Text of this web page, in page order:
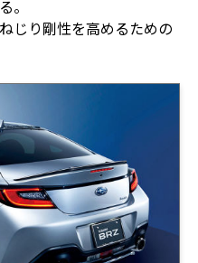
。
じり剛性を高めるための